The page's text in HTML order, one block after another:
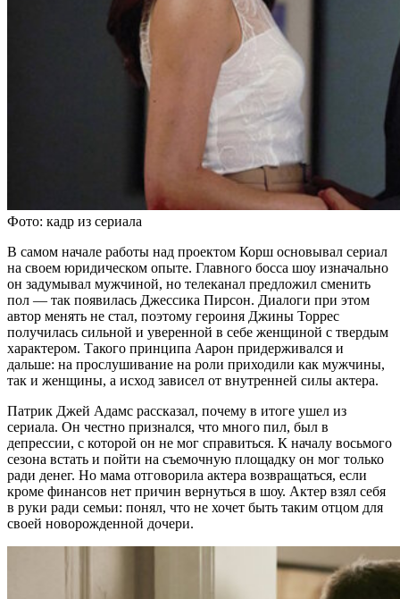
Фото: кадр из сериала
В самом начале работы над проектом Корш основывал сериал
на своем юридическом опыте. Главного босса шоу изначально
он задумывал мужчиной, но телеканал предложил сменить
пол — так появилась Джессика Пирсон. Диалоги при этом
автор менять не стал, поэтому героиня Джины Торрес
получилась сильной и уверенной в себе женщиной с твердым
характером. Такого принципа Аарон придерживался и
дальше: на прослушивание на роли приходили как мужчины,
так и женщины, а исход зависел от внутренней силы актера.
Патрик Джей Адамс рассказал, почему в итоге ушел из
сериала. Он честно признался, что много пил, был в
депрессии, с которой он не мог справиться. К началу восьмого
сезона встать и пойти на съемочную площадку он мог только
ради денег. Но мама отговорила актера возвращаться, если
кроме финансов нет причин вернуться в шоу. Актер взял себя
в руки ради семьи: понял, что не хочет быть таким отцом для
своей новорожденной дочери.